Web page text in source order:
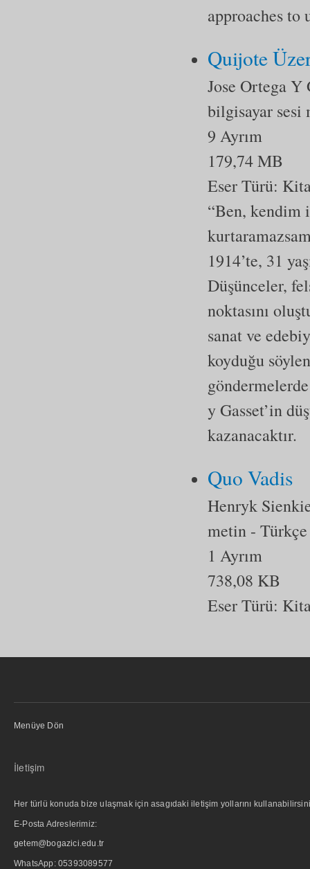
approaches to
Quijote
Jose Ortega Y
bilgisayar sesi
9 Ayrım
179,74 MB
Eser Türü:
“Ben, kendim
1914’te, 31
Düşün­celer,
noktasını
sanat ve
koyduğu
y Gasset’in
kazanacaktır.
Quo Vadis
Henryk
metin - Türkçe
1 Ayrım
738,08 KB
Eser Türü:
Menüye Dön
İletişim
Her türlü konuda bize ulaşmak için asagıdaki iletişim yollarını
E-Posta Adreslerimiz:
getem@bogazici.edu.tr
WhatsApp: 05393089577